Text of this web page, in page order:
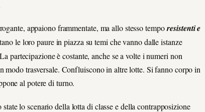
appaiono frammentate, ma allo stesso temporesistenti e
le loro paure in piazza su temi che vanno dalle istanze
partecipazione è costante, anche se a volte i numeri non
trasversale. Confluiscono in altre lotte. Si fanno corpo in
al potere di turno.
lo scenario della lotta di classe e della contrapposizione